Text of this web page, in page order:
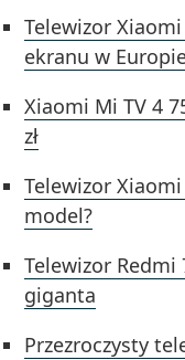
Telewizor
ekranu w
Xiaomi Mi TV 4
zł
Telewizor
model?
Telewizor Redmi
giganta
Przezroczysty